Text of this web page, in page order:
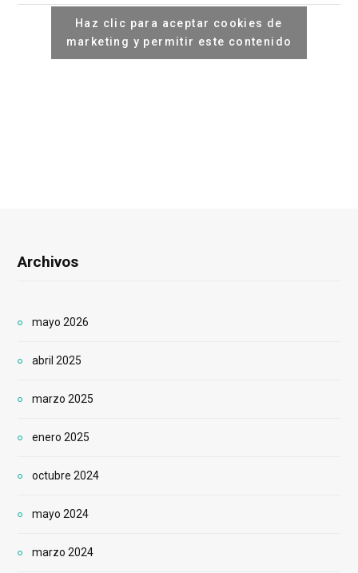
Haz clic para aceptar cookies de
marketing y permitir este contenido
Archivos
mayo 2026
abril 2025
marzo 2025
enero 2025
octubre 2024
mayo 2024
marzo 2024